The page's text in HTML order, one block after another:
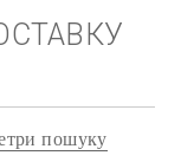
пошуку